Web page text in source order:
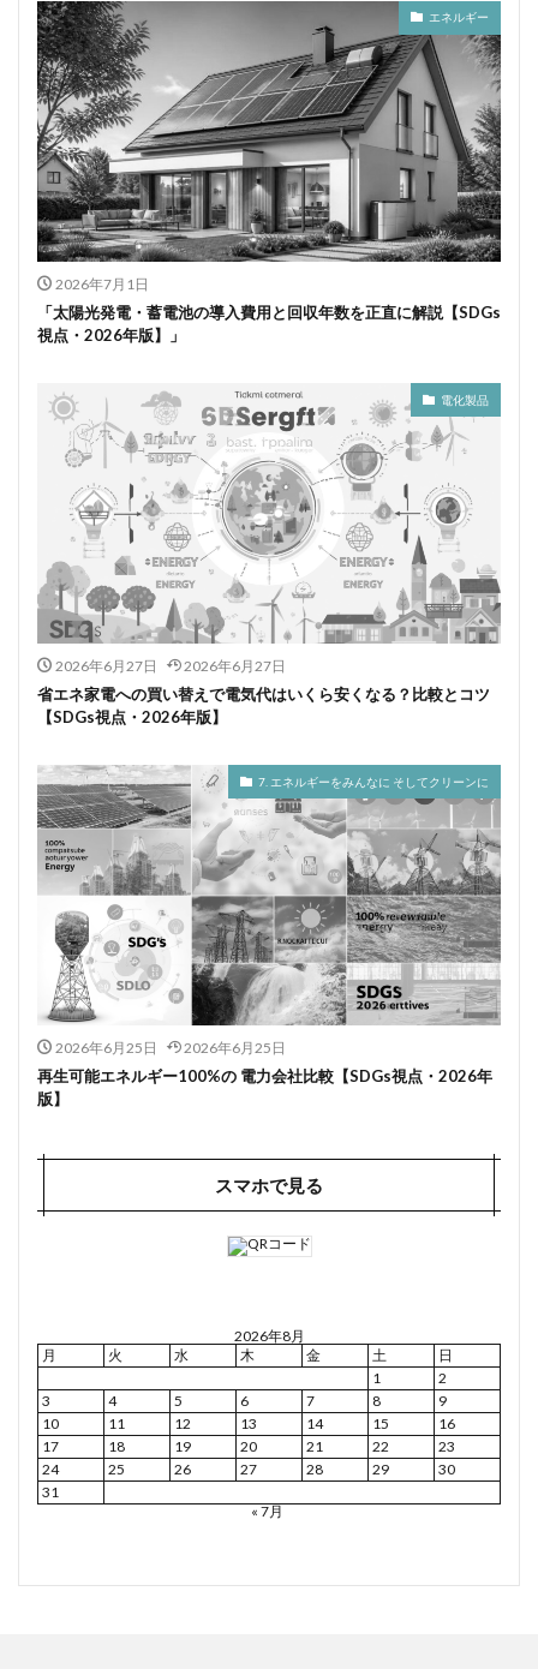
エネルギー
2026年7月1日
「太陽光発電・蓄電池の導入費用と回収年数を正直に解説【SDGs
視点・2026年版】」
電化製品
2026年6月27日 2026年6月27日
省エネ家電への買い替えで電気代はいくら安くなる？比較とコツ
【SDGs視点・2026年版】
7. エネルギーをみんなに そしてクリーンに
2026年6月25日 2026年6月25日
再生可能エネルギー100%の 電力会社比較【SDGs視点・2026年
版】
スマホで見る
2026年8月
月
火 水 木 金 土
日
1
2
3
4 5 6 7 8
9
10
11 12 13 14 15
16
17
18 19 20 21 22
23
24
25 26 27 28 29
30
31
« 7月